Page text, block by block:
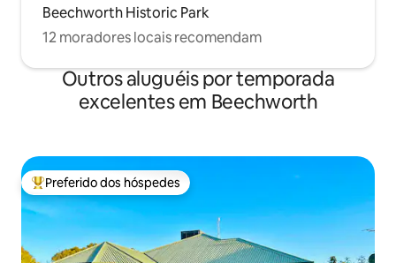
Beechworth Historic Park
12 moradores locais recomendam
Outros aluguéis por temporada
excelentes em Beechworth
Entre os melhores preferidos dos hóspedes
Preferido dos hóspedes